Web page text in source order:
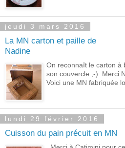
jeudi 3 mars 2016
La MN carton et paille de
Nadine
On reconnaît le carton à
son couvercle ;-) Merci
Voici une MN fabriquée
lundi 29 février 2016
Cuisson du pain précuit en MN